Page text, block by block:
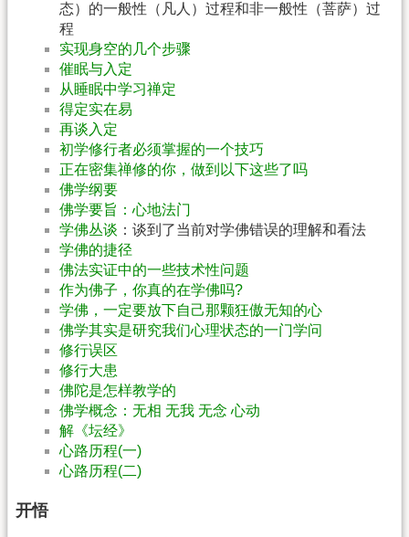
态）的一般性（凡人）过程和非一般性（菩萨）过
程
实现身空的几个步骤
催眠与入定
从睡眠中学习禅定
得定实在易
再谈入定
初学修行者必须掌握的一个技巧
正在密集禅修的你，做到以下这些了吗
佛学纲要
佛学要旨：心地法门
学佛丛谈 ：谈到了当前对学佛错误的理解和看法
学佛的捷径
佛法实证中的一些技术性问题
作为佛子，你真的在学佛吗?
学佛，一定要放下自己那颗狂傲无知的心
佛学其实是研究我们心理状态的一门学问
修行误区
修行大患
佛陀是怎样教学的
佛学概念：无相 无我 无念 心动
解《坛经》
心路历程(一)
心路历程(二)
开悟